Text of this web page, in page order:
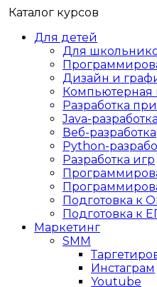
Каталог курсов
Для детей
Для
Дизайн и
Компьютерная
Разработка
Java-разработка
Веб-разработка
Python-
Разработка игр
Подготовка к
Подготовка к
Маркетинг
SMM
Инстаграм
Youtube